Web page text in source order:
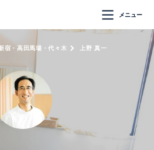
メニュー
宿・高田馬場・代々木 上野 真一